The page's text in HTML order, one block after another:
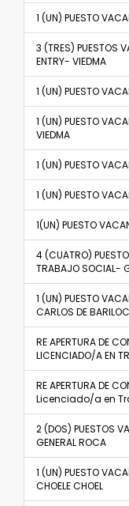
1 (UN) PUESTO
3 (TRES) PUESTOS
ENTRY- VIEDMA
1 (UN) PUESTO
1 (UN) PUESTO
VIEDMA
1 (UN) PUESTO
1 (UN) PUESTO
1(UN) PUESTO
4 (CUATRO)
TRABAJO SOCIAL-
1 (UN) PUESTO
CARLOS DE
RE APERTURA DE
LICENCIADO/A EN
RE APERTURA DE
Licenciado/a en
2 (DOS) PUESTOS
GENERAL ROCA
1 (UN) PUESTO
CHOELE CHOEL